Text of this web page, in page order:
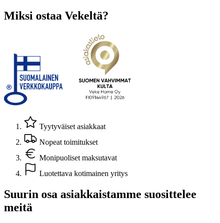
Miksi ostaa Vekeltä?
Tyytyväiset asiakkaat
Nopeat toimitukset
Monipuoliset maksutavat
Luotettava kotimainen yritys
Suurin osa asiakkaistamme suosittelee
meitä